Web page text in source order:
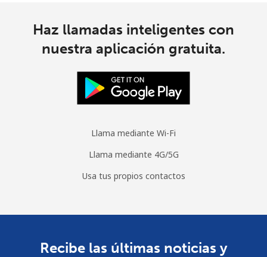
Haz llamadas inteligentes con
nuestra aplicación gratuita.
Llama mediante Wi-Fi
Llama mediante 4G/5G
Usa tus propios contactos
Recibe las últimas noticias y